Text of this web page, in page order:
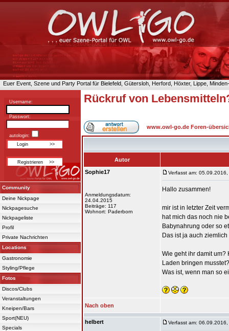
Euer Event, Szene und Party Portal für Bielefeld, Gütersloh, Herford, Höxter, Lippe,
Username:
Passwort:
autologin:
Community
Deine Nickpage
Nickpagesuche
Nickpageliste
Profil
Private Nachrichten
Locations
Gastronomie
Styling/Pflege
Fotos
Discos/Clubs
Veranstaltungen
Kneipen/Bars
Sport(NEU)
Specials
Rückruf von
www.owl-go.de Foren-
Autor
Sophie17
Anmeldungsdatum:
24.04.2015
Beiträge: 117
Wohnort: Paderborn
Verfasst am:
Hallo zusammen!
mir ist in letzter Zeit
hat mich das noch nie
Babynahrung oder so
Das ist ja auch
Wie geht ihr damit um?
Laden bringen
Was ist, wenn man so
Nach oben
helbert Verfasst am: